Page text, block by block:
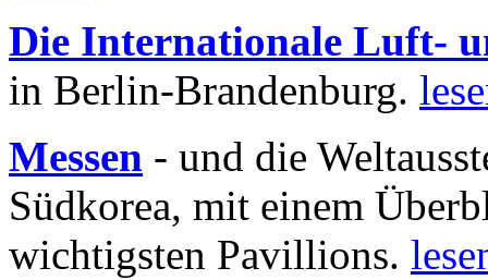
Die Internationale Luft-
in Berlin-Brandenburg.
Messen - und die
Südkorea, mit einem
wichtigsten Pavillions.